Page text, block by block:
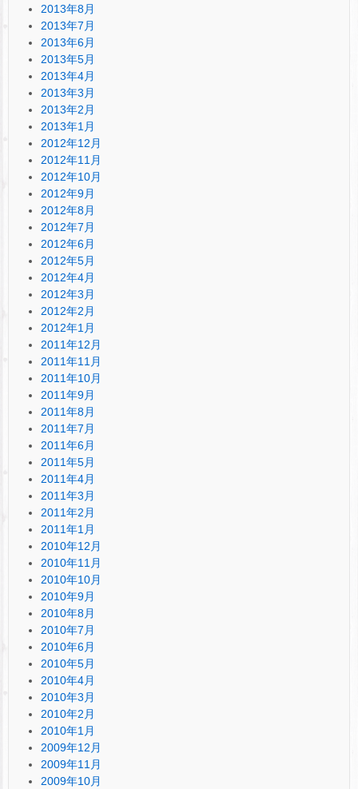
2013年8月
2013年7月
2013年6月
2013年5月
2013年4月
2013年3月
2013年2月
2013年1月
2012年12月
2012年11月
2012年10月
2012年9月
2012年8月
2012年7月
2012年6月
2012年5月
2012年4月
2012年3月
2012年2月
2012年1月
2011年12月
2011年11月
2011年10月
2011年9月
2011年8月
2011年7月
2011年6月
2011年5月
2011年4月
2011年3月
2011年2月
2011年1月
2010年12月
2010年11月
2010年10月
2010年9月
2010年8月
2010年7月
2010年6月
2010年5月
2010年4月
2010年3月
2010年2月
2010年1月
2009年12月
2009年11月
2009年10月